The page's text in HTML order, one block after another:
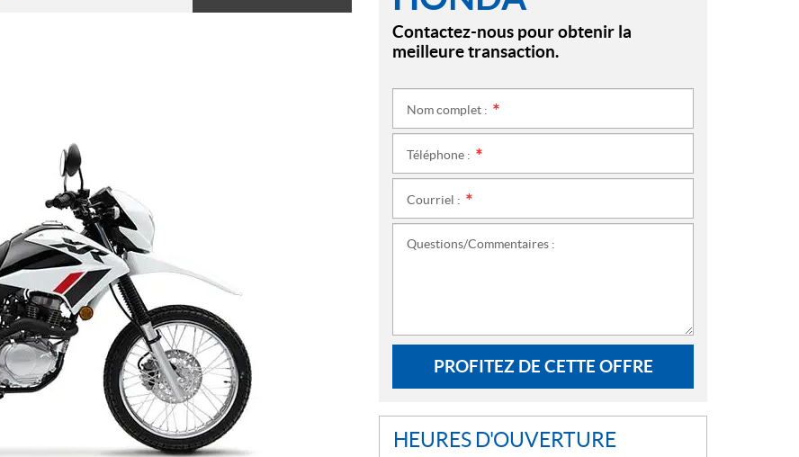
Contactez-nous pour obtenir la
meilleure transaction.
Nom complet :
Téléphone :
Courriel :
Questions/Commentaires :
PROFITEZ DE CETTE OFFRE
HEURES D'OUVERTURE